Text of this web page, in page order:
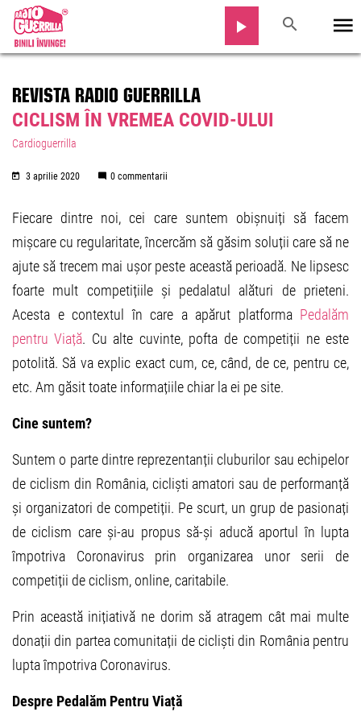
REVISTA RADIO GUERRILLA
CICLISM ÎN VREMEA COVID-ULUI
Cardioguerrilla
3 aprilie 2020 0 commentarii
Fiecare dintre noi, cei care suntem obișnuiți să facem
mișcare cu regularitate, încercăm să găsim soluții care să ne
ajute să trecem mai ușor peste această perioadă. Ne lipsesc
foarte mult competițiile și pedalatul alături de prieteni.
Acesta e contextul în care a apărut platforma Pedalăm
pentru Viață. Cu alte cuvinte, pofta de competiții ne este
potolită. Să va explic exact cum, ce, când, de ce, pentru ce,
etc. Am găsit toate informațiile chiar la ei pe site.
Cine suntem?
Suntem o parte dintre reprezentanții cluburilor sau echipelor
de ciclism din România, cicliști amatori sau de performanță
și organizatori de competiții. Pe scurt, un grup de pasionați
de ciclism care și-au propus să-și aducă aportul în lupta
împotriva Coronavirus prin organizarea unor serii de
competiții de ciclism, online, caritabile.
Prin această inițiativă ne dorim să atragem cât mai multe
donații din partea comunitații de cicliști din România pentru
lupta împotriva Coronavirus.
Despre Pedalăm Pentru Viață